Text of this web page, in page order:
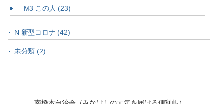
M3 この人 (23)
N 新型コロナ (42)
未分類 (2)